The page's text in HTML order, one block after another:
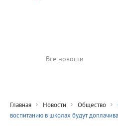
Все новости
Главная Новости Общество
воспитанию в школах будут